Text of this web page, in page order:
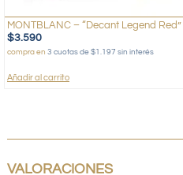
MONTBLANC – “Decant Legend Red”
$3.590
compra en 3 cuotas de $1.197 sin interés
Añadir al carrito
VALORACIONES